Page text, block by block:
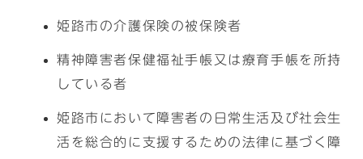
姫路市の介護保険の被保険者
精神障害者保健福祉手帳又は療育手帳を所持
している者
姫路市において障害者の日常生活及び社会生
活を総合的に支援するための法律に基づく障